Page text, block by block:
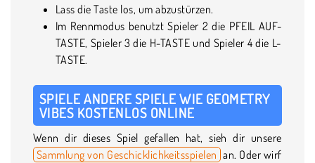
Lass die Taste los, um abzustürzen.
Im Rennmodus benutzt Spieler 2 die PFEIL AUF-
TASTE, Spieler 3 die H-TASTE und Spieler 4 die L-
TASTE.
SPIELE ANDERE SPIELE WIE GEOMETRY
VIBES KOSTENLOS ONLINE
Wenn dir dieses Spiel gefallen hat, sieh dir unsere
Sammlung von Geschicklichkeitsspielen an. Oder wirf